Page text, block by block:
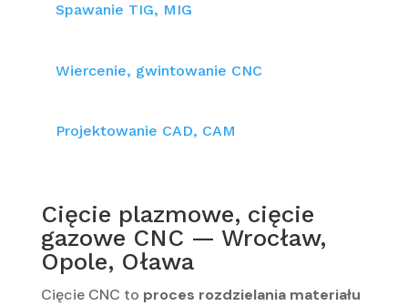
Spawanie TIG, MIG
Wiercenie, gwintowanie CNC
Projektowanie CAD, CAM
Cięcie plazmowe, cięcie
gazowe CNC — Wrocław,
Opole, Oława
Cięcie CNC to proces rozdzielania materiału